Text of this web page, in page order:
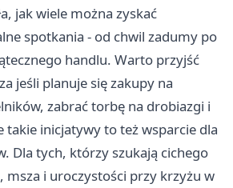
jak wiele można zyskać
spotkania - od chwil zadumy po
handlu. Warto przyjść
jeśli planuje się zakupy na
zabrać torbę na drobiazgi i
takie inicjatywy to też wsparcie dla
Dla tych, którzy szukają cichego
i uroczystości przy krzyżu w